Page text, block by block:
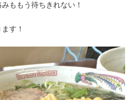
ももう待ちきれない！
す！